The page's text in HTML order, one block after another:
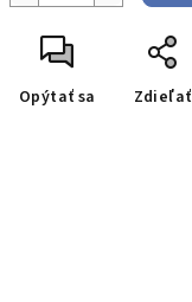
Opýtať sa Zdieľať